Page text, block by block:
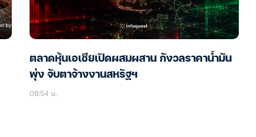
ตลาดหุ้นเอเชียเปิดผสมผสาน กังวลราคาน้ำมัน
พุ่ง จับตาจ้างงานสหรัฐฯ
08:54 น.